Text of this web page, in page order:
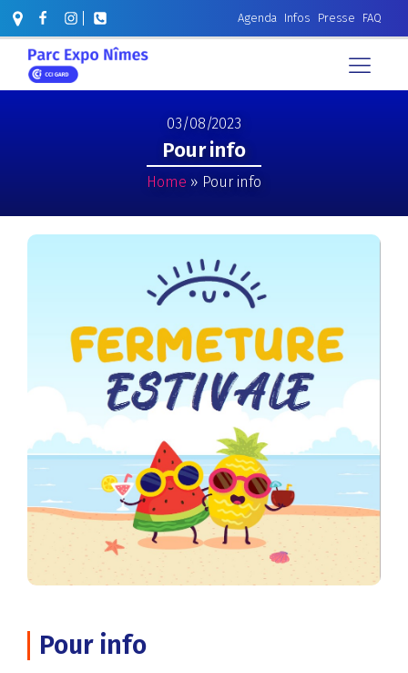
Agenda Infos Presse FAQ
03/08/2023
Pour info
Home » Pour info
Pour info